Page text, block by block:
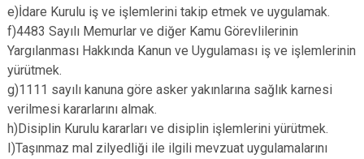
Çumra
Derbent
Derebucak
Kadınhanı
Karapınar
Karatay
Yunak
e)İdare Kurulu iş ve işlemlerini takip etmek ve uygulamak.
f)4483 Sayılı Memurlar ve diğer Kamu Görevlilerinin
Yargılanması Hakkında Kanun ve Uygulaması iş ve işlemlerinin
yürütmek.
g)1111 sayılı kanuna göre asker yakınlarına sağlık karnesi
verilmesi kararlarını almak.
h)Disiplin Kurulu kararları ve disiplin işlemlerini yürütmek.
I)Taşınmaz mal zilyedliği ile ilgili mevzuat uygulamalarını